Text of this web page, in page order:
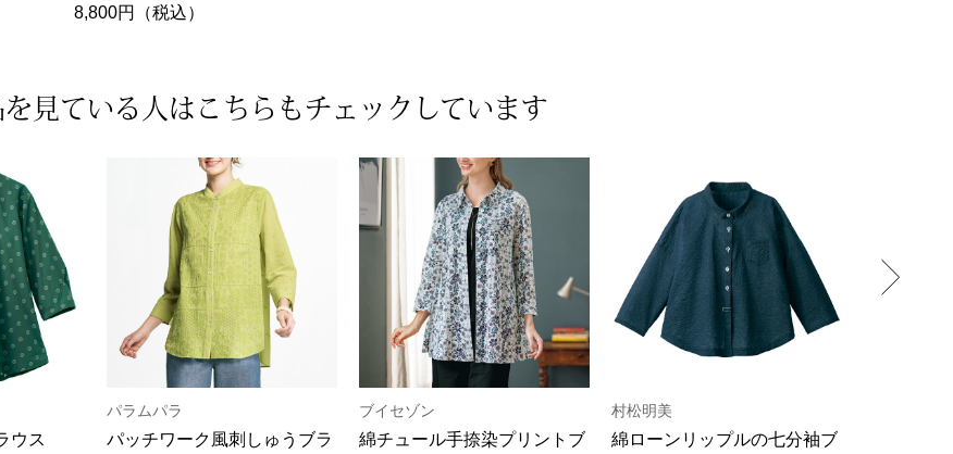
8,800円（税込）
を見ている人は こちらもチェックしています
ウス
パラムパラ
パッチワーク風刺しゅうブラ
ブイセゾン
綿チュール手捺染プリントブ
村松明美
綿ローンリップルの七分袖ブ